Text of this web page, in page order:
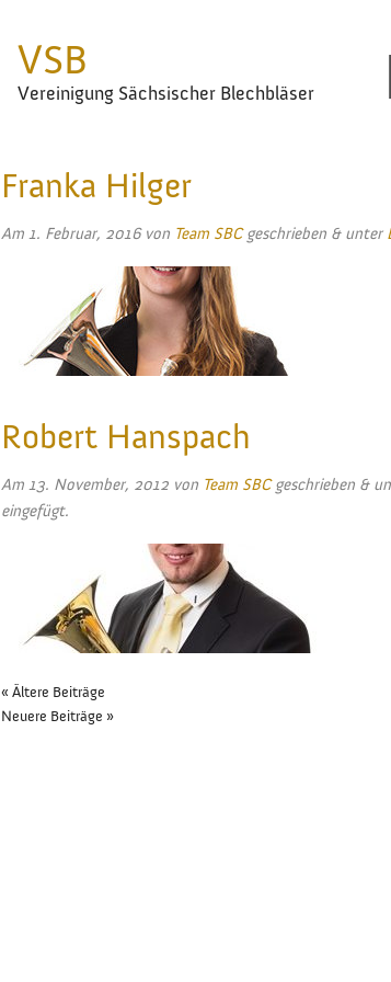
VSB
Vereinigung Sächsischer Blechbläser
Franka Hilger
Am 1. Februar, 2016von Team SBCgeschrieben &unter
Robert Hanspach
Am 13. November, 2012 von Team SBCgeschrieben &
eingefügt.
« Ältere Beiträge
Neuere Beiträge »